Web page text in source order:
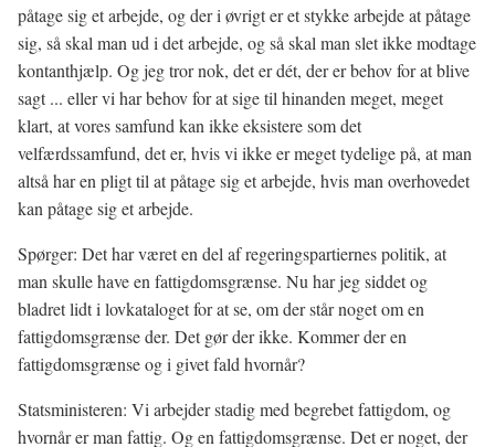
påtage sig et arbejde, og der i øvrigt er et stykke arbejde at påtage
sig, så skal man ud i det arbejde, og så skal man slet ikke modtage
kontanthjælp. Og jeg tror nok, det er dét, der er behov for at blive
sagt ... eller vi har behov for at sige til hinanden meget, meget
klart, at vores samfund kan ikke eksistere som det
velfærdssamfund, det er, hvis vi ikke er meget tydelige på, at man
altså har en pligt til at påtage sig et arbejde, hvis man overhovedet
kan påtage sig et arbejde.
Spørger: Det har været en del af regeringspartiernes politik, at
man skulle have en fattigdomsgrænse. Nu har jeg siddet og
bladret lidt i lovkataloget for at se, om der står noget om en
fattigdomsgrænse der. Det gør der ikke. Kommer der en
fattigdomsgrænse og i givet fald hvornår?
Statsministeren: Vi arbejder stadig med begrebet fattigdom, og
hvornår er man fattig. Og en fattigdomsgrænse. Det er noget, der